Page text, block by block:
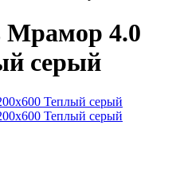
Мрамор 4.0
серый